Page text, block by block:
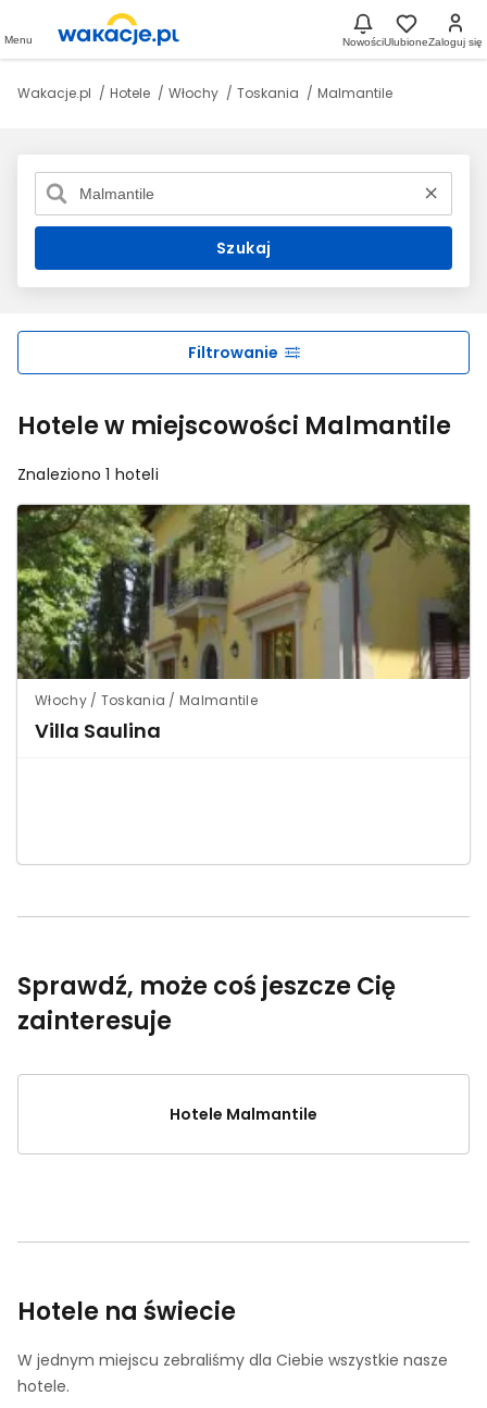
Menu NowościUlubioneZaloguj się
Wakacje.pl Hotele Włochy Toskania Malmantile
Szukaj
Hotele w miejscowości Malmantile
Filtrowanie
Znaleziono 1 hoteli
Włochy / Toskania / Malmantile
Villa Saulina
Sprawdź, może coś jeszcze Cię
zainteresuje
Hotele Malmantile
Hotele na świecie
W jednym miejscu zebraliśmy dla Ciebie wszystkie nasze
hotele.